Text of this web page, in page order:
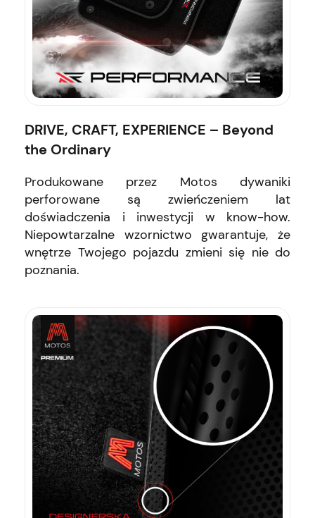
DRIVE, CRAFT, EXPERIENCE – Beyond
the Ordinary
Produkowane przez Motos dywaniki
perforowane są zwieńczeniem lat
doświadczenia i inwestycji w know-how.
Niepowtarzalne wzornictwo gwarantuje, że
wnętrze Twojego pojazdu zmieni się nie do
poznania.